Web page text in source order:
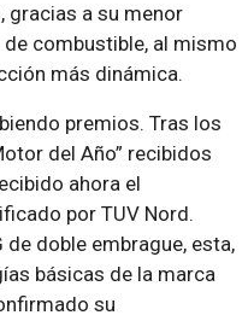
gracias a su menor
combustible, al mismo
más dinámica.
premios. Tras los
del Año” recibidos
ahora el
por TUV Nord.
doble embrague, esta,
básicas de la marca
su